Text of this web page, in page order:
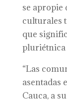
se apropie
culturales
que
“Las
asentadas
Cauca, a